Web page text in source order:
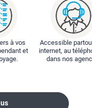
à vos
et
Accessible partout :
internet, au
dans nos